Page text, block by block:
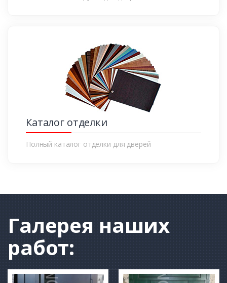
Каталог отделки
Полный каталог отделки для дверей
Галерея наших
работ: